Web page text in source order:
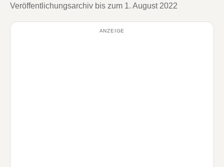
Veröffentlichungsarchiv bis zum 1. August 2022
ANZEIGE